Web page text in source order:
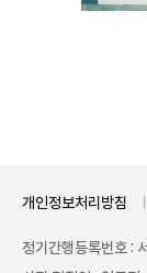
개인정보처리방침
정기간행등록번호 :